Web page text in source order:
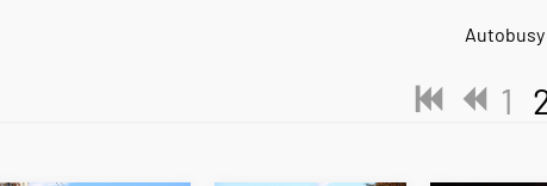
Autobusy
1